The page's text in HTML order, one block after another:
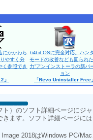
にかかわら
やすく分
く参照でき
」
64bit OSに完全対応。ハン
モードの改善なども図られ
力”アンインストーラの新バ
ョン
「Revo Uninstaller Free
）のソフト詳細ページにジ
ます。ソフト詳細ページに
2018はWindows PC/